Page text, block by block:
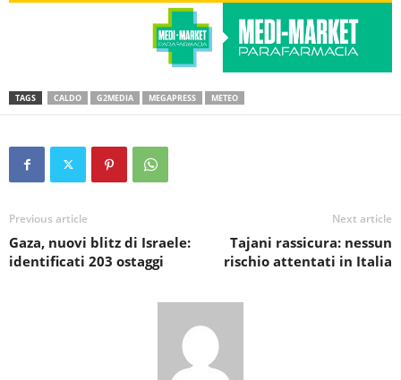
TAGS CALDO G2MEDIA MEGAPRESS METEO
Previous article
Gaza, nuovi blitz di Israele:
identificati 203 ostaggi
Next article
Tajani rassicura: nessun
rischio attentati in Italia